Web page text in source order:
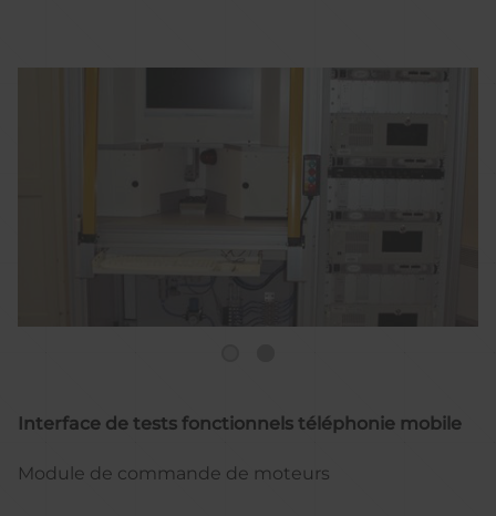
Interface de tests fonctionnels téléphonie mobile
Module de commande de moteurs